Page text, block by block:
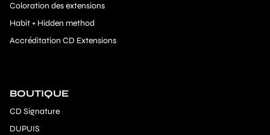
Coloration des extensions
Habit + Hidden method
Accréditation CD Extensions
BOUTIQUE
CD Signature
DUPUIS